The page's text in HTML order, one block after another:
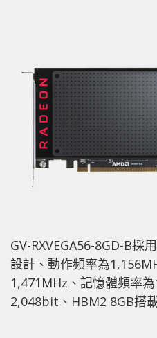
GV-RXVEGA56-8GD-B採
設計、動作頻率為
1,471MHz、記憶體頻率
2,048bit、HBM2 8GB搭